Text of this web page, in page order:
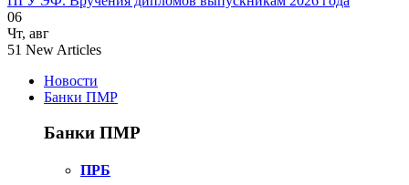
06
Чт, авг
51 New Articles
Новости
Банки ПМР
Банки ПМР
ПРБ